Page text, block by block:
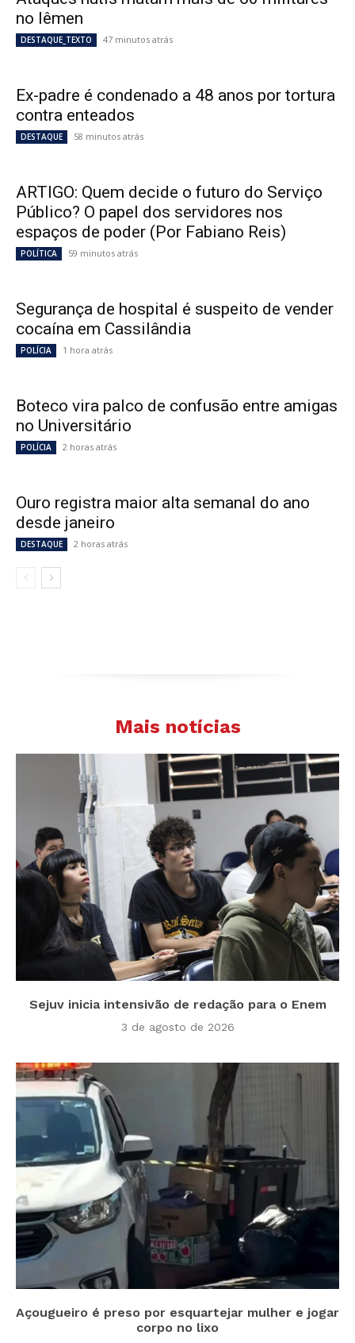
no Iêmen
DESTAQUE_TEXTO 47 minutos atrás
Ex-padre é condenado a 48 anos por tortura
contra enteados
DESTAQUE 58 minutos atrás
ARTIGO: Quem decide o futuro do Serviço
Público? O papel dos servidores nos
espaços de poder (Por Fabiano Reis)
POLÍTICA 59 minutos atrás
Segurança de hospital é suspeito de vender
cocaína em Cassilândia
POLÍCIA 1 hora atrás
Boteco vira palco de confusão entre amigas
no Universitário
POLÍCIA 2 horas atrás
Ouro registra maior alta semanal do ano
desde janeiro
DESTAQUE 2 horas atrás
Mais notícias
Sejuv inicia intensivão de redação para o Enem
3 de agosto de 2026
Açougueiro é preso por esquartejar mulher e jogar
corpo no lixo